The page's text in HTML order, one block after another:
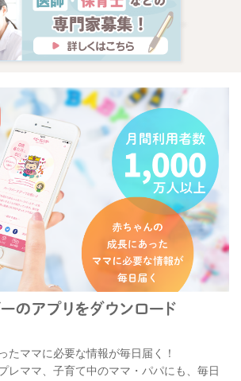
たママに必要な情報が毎日届く！
レママ、子育て中のママ・パパにも、毎日